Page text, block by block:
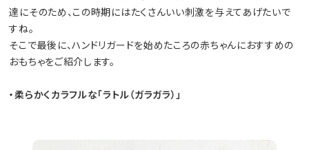
達にそのため、この時期にはたくさんいい刺激を与えてあげたいで
すね。
そこで最後に、ハンドリガードを始めたころの赤ちゃんにおすすめの
おもちゃをご紹介します。
・柔らかくカラフルな「ラトル（ガラガラ）」